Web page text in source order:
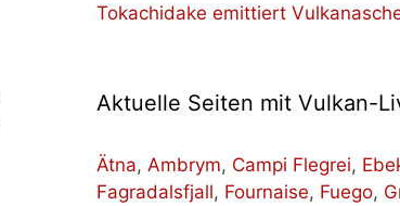
Tokachidake emittiert
Aktuelle Seiten mit Vulkan-
Ätna, Ambrym, Campi Flegrei,
Fagradalsfjall, Fournaise, Fuego,